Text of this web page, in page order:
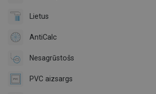
Lietus
AntiCalc
Nesagrūstošs
PVC aizsargs